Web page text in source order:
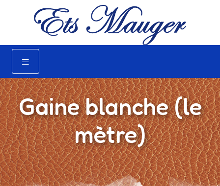
Gaine blanche (le
mètre)